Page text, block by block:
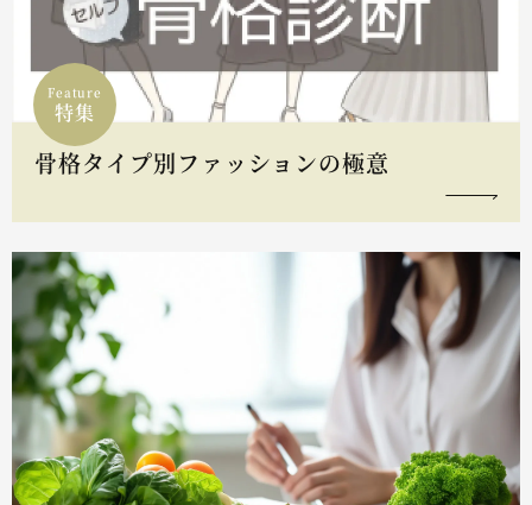
Feature
特集
骨格タイプ別ファッションの極意